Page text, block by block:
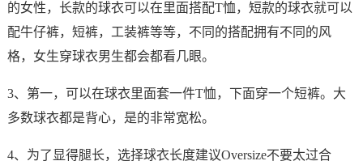
的女性，长款的球衣可以在里面搭配T恤，短款的球衣就可以
配牛仔裤，短裤，工装裤等等，不同的搭配拥有不同的风
格，女生穿球衣男生都会都看几眼。
3、第一，可以在球衣里面套一件T恤，下面穿一个短裤。大
多数球衣都是背心，是的非常宽松。
4、为了显得腿长，选择球衣长度建议Oversize不要太过合